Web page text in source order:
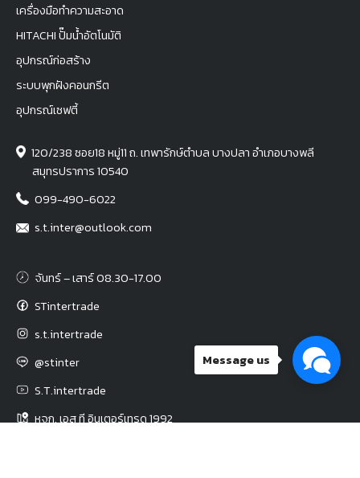
เครื่องมือทำความสะอาด
HITACHI ปั๊มน้ำอัตโนมัติ
อุปกรณ์ก่อสร้าง
ระบบพุกฝังคอนกรีต
อุปกรณ์เซฟตี้
120/238 ซอย18 หมู่11 ถ. เทพารักษ์ตำบล บางปลา อำเภอบางพลี
สมุทรปราการ 10540
099-490-6022
s.t.inter@outlook.com
จันทร์ – เสาร์ 08.30-17.00
STintertrade
s.t.intertrade
@stinter
S.T.intertrade
หจก. เอส ที อินเตอร์เทรด 1992
Message us